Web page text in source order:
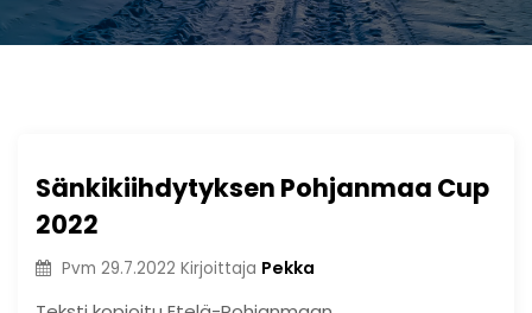
Sänkikiihdytyksen Pohjanmaa Cup
2022
Pvm 29.7.2022 Kirjoittaja Pekka